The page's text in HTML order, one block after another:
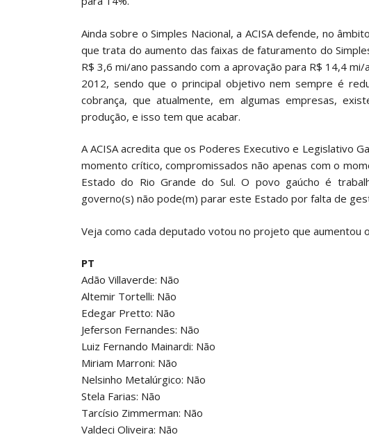
Ainda sobre o Simples Nacional, a ACISA defende, no
que trata do aumento das faixas de faturamento do
R$ 3,6 mi/ano passando com a aprovação para R$ 14,4
2012, sendo que o principal objetivo nem sempre é
cobrança, que atualmente, em algumas empresas,
produção, e isso tem que acabar.
A ACISA acredita que os Poderes Executivo e Legislativo
momento crítico, compromissados não apenas com o
Estado do Rio Grande do Sul. O povo gaúcho é
governo(s) não pode(m) parar este Estado por falta de
Veja como cada deputado votou no projeto que aumentou
PT
Adão Villaverde: Não
Altemir Tortelli: Não
Edegar Pretto: Não
Jeferson Fernandes: Não
Luiz Fernando Mainardi: Não
Miriam Marroni: Não
Nelsinho Metalúrgico: Não
Stela Farias: Não
Tarcísio Zimmerman: Não
Valdeci Oliveira: Não